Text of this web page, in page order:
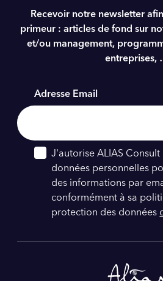
Recevoir notre newsletter
primeur : articles de fond sur
et/ou management,
entreprises,
Adresse Email
J'autorise ALIAS
données personnelles
des informations par
conformément à sa
protection des données